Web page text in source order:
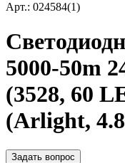
Арт.: 024584(1)
5000-50m
(3528, 60
(Arlight,
Задать вопрос